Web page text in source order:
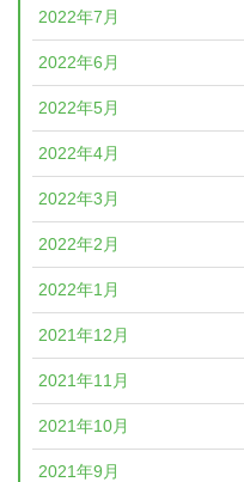
2022年7月
2022年6月
2022年5月
2022年4月
2022年3月
2022年2月
2022年1月
2021年12月
2021年11月
2021年10月
2021年9月